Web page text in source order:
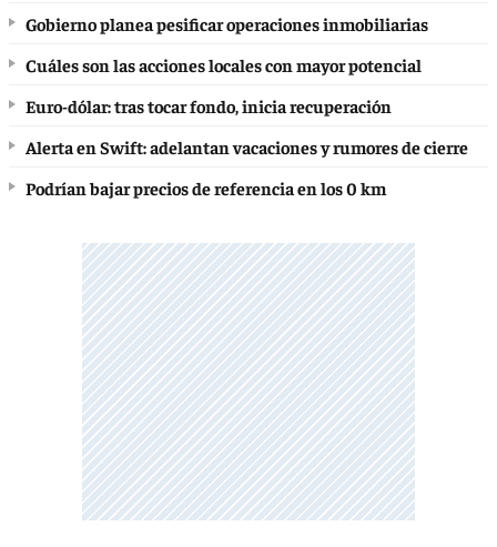
Gobierno planea pesificar operaciones inmobiliarias
Cuáles son las acciones locales con mayor potencial
Euro-dólar: tras tocar fondo, inicia recuperación
Alerta en Swift: adelantan vacaciones y rumores de cierre
Podrían bajar precios de referencia en los 0 km